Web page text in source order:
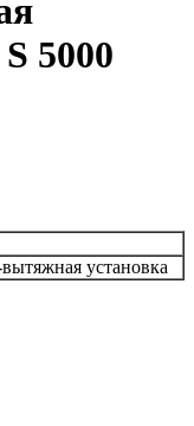
5000
установка